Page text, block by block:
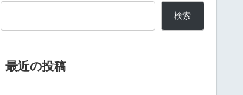
検索
最近の投稿